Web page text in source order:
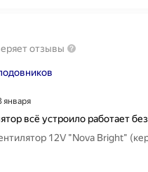
отзывы
января
всё устроило работает
12V "Nova Bright"